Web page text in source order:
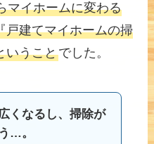
マイホームに変わる
戸建てマイホームの掃
いうことでした。
くなるし、掃除が
…。